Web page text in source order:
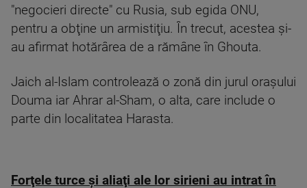
"negocieri directe" cu Rusia, sub egida ONU,
pentru a obţine un armistiţiu. În trecut, acestea şi-
au afirmat hotărârea de a rămâne în Ghouta.
Jaich al-Islam controlează o zonă din jurul oraşului
Douma iar Ahrar al-Sham, o alta, care include o
parte din localitatea Harasta.
Forţele turce şi aliaţi ale lor sirieni au intrat în